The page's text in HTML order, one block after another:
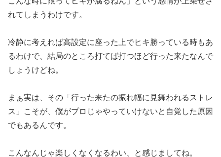
れてしまうわけです。
冷静に考えれば高設定に座った上でヒキ勝っている時もあ
るわけで、 結局のところ打てば打つほど行った来たなんで
しょうけどね。
まぁ実は、その「行った来たの振れ幅に見舞われるストレ
ス」こそが、僕がプロじゃやっていけないと自覚した原因
でもあるんです。
こんなんじゃ楽しくなくなるわい、と感じましてね。